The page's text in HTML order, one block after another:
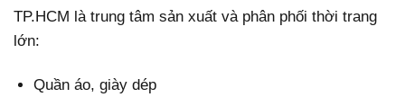
TP.HCM là trung tâm sản xuất và phân phối thời trang
lớn:
Quần áo, giày dép